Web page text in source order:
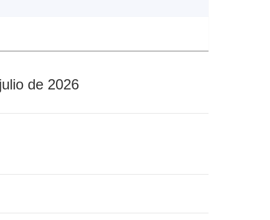
de 2026